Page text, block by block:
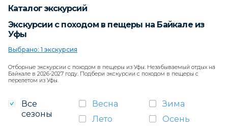
Каталог экскурсий
Экскурсии с походом в пещеры на Байкале из
Уфы
Выбрано: 1 экскурсия
Отборные экскурсии с походом в пещеры из Уфы. Незабываемый отдых на
Байкале в 2026-2027 году. Подбери экскурсии с походом в пещеры с
перелетом из Уфы.
Все
сезоны
Весна
Зима
Лето
Осень